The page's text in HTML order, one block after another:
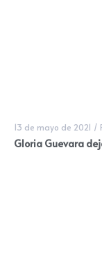
13 de mayo de 2021 /
Gloria Guevara